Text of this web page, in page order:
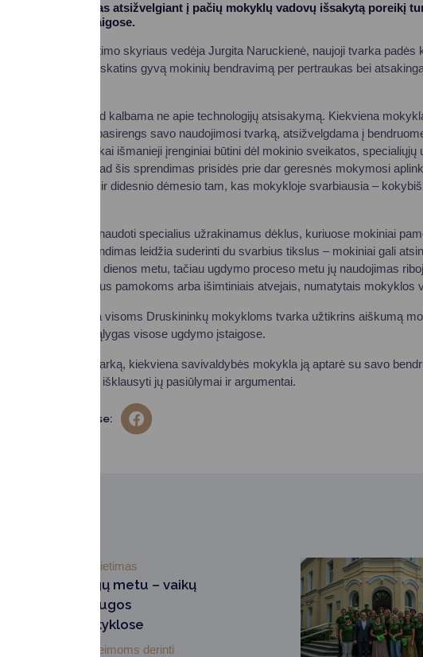
Sprendimas priimtas atsižvelgiant į pačių mokyklų vadovų išsakytą poreikį
visose ugdymo įstaigose.
Kaip pažymėjo Švietimo skyriaus vedėja Jurgita Naruckienė, naujoji tvarka
palankesnę aplinką, skatins gyvą mokinių bendravimą per pertraukas bei
„Svarbu pabrėžti, kad kalbama ne apie technologijų atsisakymą. Kiekviena
rekomendacijomis, pasirengs savo naudojimosi tvarką, atsižvelgdama į
išimtis tais atvejais, kai išmanieji įrenginiai būtini dėl mokinio sveikatos,
aplinkybių. Tikime, kad šis sprendimas prisidės prie dar geresnės mokymosi
bendruomeniškumo ir didesnio dėmesio tam, kas mokykloje svarbiausia –
Mokyklos pasirinko naudoti specialius užrakinamus dėklus, kuriuose mokiniai
telefonus. Toks sprendimas leidžia suderinti du svarbius tikslus – mokiniai gali
juos su savimi visos dienos metu, tačiau ugdymo proceso metu jų naudojimas
naudotis tik pasibaigus pamokoms arba išimtiniais atvejais, numatytais mokyklos
Tikimasi, kad bendra visoms Druskininkų mokykloms tvarka užtikrins aiškumą
sudarys vienodas sąlygas visose ugdymo įstaigose.
Rengiant vieningą tvarką, kiekviena savivaldybės mokykla ją aptarė su savo
planuojami pokyčiai, išklausyti jų pasiūlymai ir argumentai.
Dalintis soc. tinkluose:
Švietimas
Vasaros atostogų metu – vaikų
priežiūros paslaugos
Druskininkų mokyklose
Siekdamos padėti šeimoms derinti